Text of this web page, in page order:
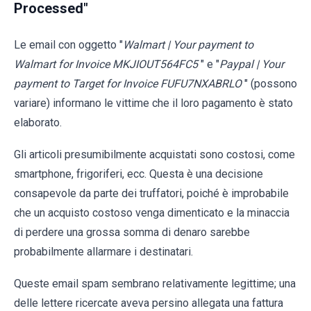
Processed"
Le email con oggetto "Walmart | Your payment to
Walmart for Invoice MKJIOUT564FC5 " e "Paypal | Your
payment to Target for Invoice FUFU7NXABRLO " (possono
variare) informano le vittime che il loro pagamento è stato
elaborato.
Gli articoli presumibilmente acquistati sono costosi, come
smartphone, frigoriferi, ecc. Questa è una decisione
consapevole da parte dei truffatori, poiché è improbabile
che un acquisto costoso venga dimenticato e la minaccia
di perdere una grossa somma di denaro sarebbe
probabilmente allarmare i destinatari.
Queste email spam sembrano relativamente legittime; una
delle lettere ricercate aveva persino allegata una fattura